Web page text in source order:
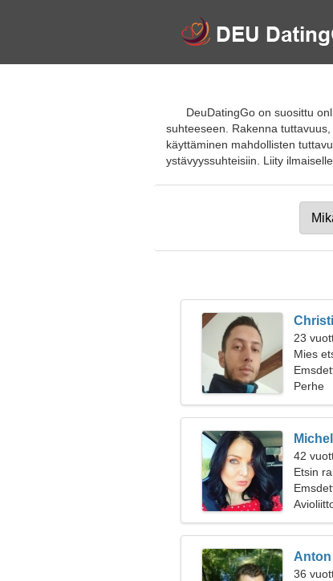
DeuDatingGo on suosittu
suhteeseen. Rakenna
käyttäminen mahdollisten
ystävyyssuhteisiin. Liity
23
Mies
Perhe
42
Etsin
Anton
36